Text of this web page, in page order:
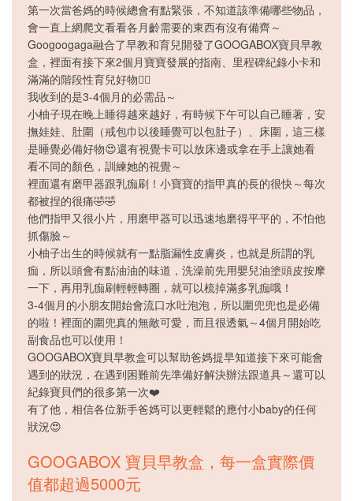
第一次當爸媽的時候總會有點緊張，不知道該準備哪些物品，
會一直上網爬文看看各月齡需要的東西有沒有備齊～
Googoogaga融合了早教和育兒開發了GOOGABOX寶貝早教
盒，裡面有接下來2個月寶寶發展的指南、里程碑紀錄小卡和
滿滿的階段性育兒好物👍🏻
我收到的是3-4個月的必需品～
小柚子現在晚上睡得越來越好，有時候下午可以自己睡著，安
撫娃娃、肚圍（戒包巾以後睡覺可以包肚子）、床圍，這三樣
是睡覺必備好物😍還有視覺卡可以放床邊或拿在手上讓她看
看不同的顏色，訓練她的視覺～
裡面還有磨甲器跟乳痂刷！小寶寶的指甲真的長的很快～每次
都被捏的很痛🤣🤣
他們指甲又很小片，用磨甲器可以迅速地磨得平平的，不怕他
抓傷臉～
小柚子出生的時候就有一點脂漏性皮膚炎，也就是所謂的乳
痂，所以頭會有點油油的味道，洗澡前先用嬰兒油塗頭皮按摩
一下，再用乳痂刷輕輕轉圈，就可以梳掉滿多乳痂哦！
3-4個月的小朋友開始會流口水吐泡泡，所以圍兜兜也是必備
的啦！裡面的圍兜真的無敵可愛，而且很透氣～4個月開始吃
副食品也可以使用！
GOOGABOX寶貝早教盒可以幫助爸媽提早知道接下來可能會
遇到的狀況，在遇到困難前先準備好解決辦法跟道具～還可以
紀錄寶貝們的很多第一次❤️
有了他，相信各位新手爸媽可以更輕鬆的應付小baby的任何
狀況😍
GOOGABOX 寶貝早教盒，每一盒實際價
值都超過5000元